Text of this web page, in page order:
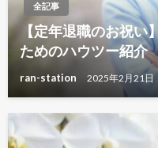
全記事
【定年退職のお祝
ためのハウツー紹介
ran-station 2025年2月21日